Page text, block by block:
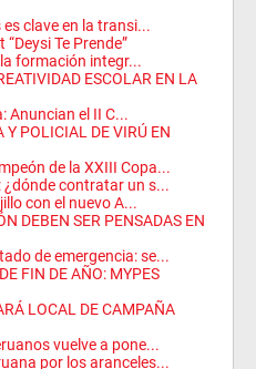
clave en la transi...
Te Prende”
formación integr...
ESCOLAR EN LA
Anuncian el II C...
Y POLICIAL DE VIRÚ EN
de la XXIII Copa...
contratar un s...
con el nuevo A...
DEBEN SER PENSADAS EN
de emergencia: se...
FIN DE AÑO: MYPES
LOCAL DE CAMPAÑA
vuelve a pone...
por los aranceles...